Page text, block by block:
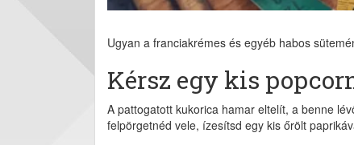
Ugyan a franciakrémes és egyéb habos
Kérsz egy kis
A pattogatott kukorica hamar eltelít, a benne
felpörgetnéd vele, ízesítsd egy kis őrölt